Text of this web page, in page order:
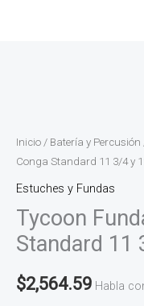
Inicio / Batería y Percusión
Conga Standard 11 3/4 y
Estuches y Fundas
Tycoon
Standard 11
$2,564.59 Habla
para
Conga
Standard
11
3/4
y
12
1/2